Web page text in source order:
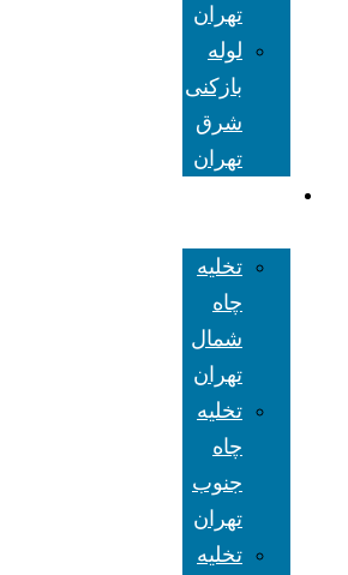
تهران
لوله
بازکنی
شرق
تهران
تخلیه
چاه
شمال
تهران
تخلیه
چاه
جنوب
تهران
تخلیه